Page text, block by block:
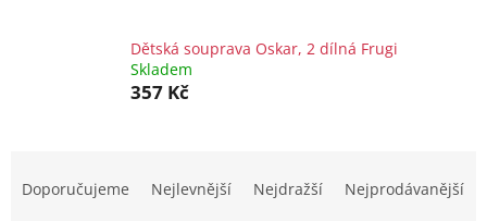
Dětská souprava Oskar, 2 dílná Frugi
Skladem
357 Kč
Doporučujeme Nejlevnější Nejdražší Nejprodávanější